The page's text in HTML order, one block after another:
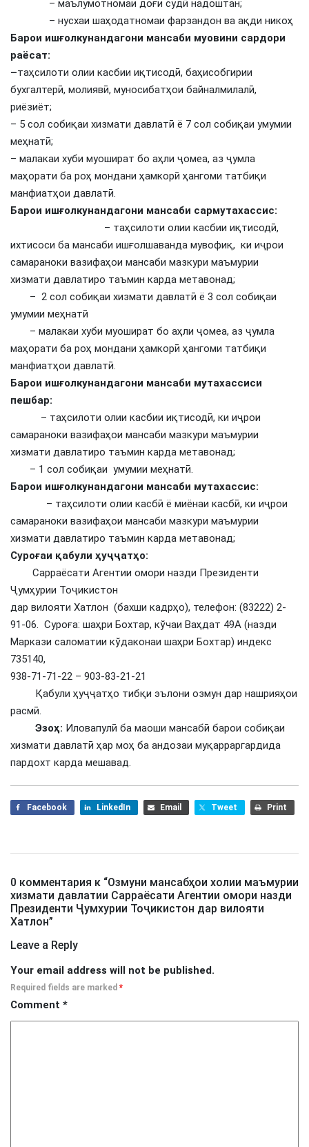
– маълумотномаи доғи судӣ надоштан;
– нусхаи шаҳодатномаи фарзандон ва ақди никоҳ
Барои ишғолкунандагони мансаби муовини сардори
раёсат:
–таҳсилоти олии касбии иқтисодӣ, баҳисобгирии
бухгалтерӣ, молиявӣ, муносибатҳои байналмилалӣ,
риёзиёт;
– 5 сол собиқаи хизмати давлатӣ ё 7 сол собиқаи умумии
меҳнатӣ;
– малакаи хуби муошират бо аҳли ҷомеа, аз ҷумла
маҳорати ба роҳ мондани ҳамкорӣ ҳангоми татбиқи
манфиатҳои давлатӣ.
Барои ишғолкунандагони мансаби сармутахассис:
– таҳсилоти олии касбии иқтисодӣ,
ихтисоси ба мансаби ишғолшаванда мувофиқ, ки иҷрои
самараноки вазифаҳои мансаби мазкури маъмурии
хизмати давлатиро таъмин карда метавонад;
– 2 сол собиқаи хизмати давлатӣ ё 3 сол собиқаи
умумии меҳнатӣ
– малакаи хуби муошират бо аҳли ҷомеа, аз ҷумла
маҳорати ба роҳ мондани ҳамкорӣ ҳангоми татбиқи
манфиатҳои давлатӣ.
Барои ишғолкунандагони мансаби мутахассиси
пешбар:
– таҳсилоти олии касбии иқтисодӣ, ки иҷрои
самараноки вазифаҳои мансаби мазкури маъмурии
хизмати давлатиро таъмин карда метавонад;
– 1 сол собиқаи умумии меҳнатӣ.
Барои ишғолкунандагони мансаби мутахассис:
– таҳсилоти олии касбӣ ё миёнаи касбӣ, ки иҷрои
самараноки вазифаҳои мансаби мазкури маъмурии
хизмати давлатиро таъмин карда метавонад;
Суроғаи қабули ҳуҷҷатҳо:
Сарраёсати Агентии омори назди Президенти
Ҷумҳурии Тоҷикистон
дар вилояти Хатлон (бахши кадрҳо), телефон: (83222) 2-
91-06. Суроға: шаҳри Бохтар, кўчаи Ваҳдат 49А (назди
Маркази саломатии кўдаконаи шаҳри Бохтар) индекс
735140,
938-71-71-22 – 903-83-21-21
Қабули ҳуҷҷатҳо тибқи эълони озмун дар нашрияҳои
расмӣ.
Эзоҳ: Иловапулӣ ба маоши мансабӣ барои собиқаи
хизмати давлатӣ ҳар моҳ ба андозаи муқарраргардида
пардохт карда мешавад.
Facebook LinkedIn Email Tweet Print
0 комментария к “Озмуни мансабҳои холии маъмурии
хизмати давлатии Сарраёсати Агентии омори назди
Президенти Ҷумхурии Тоҷикистон дар вилояти
Хатлон”
Leave a Reply
Your email address will not be published.
Required fields are marked *
Comment *